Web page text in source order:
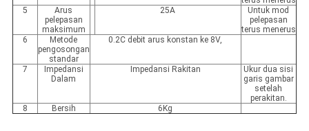
5
Arus
pelepasan
maksimum
25A
Untuk mod
pelepasan
terus menerus
6
Metode
pengosongan
standar
0.2C debit arus konstan ke 8V,
7
Impedansi
Dalam
Impedansi Rakitan
Ukur dua sisi
garis gambar
setelah
perakitan.
8
Bersih 6Kg